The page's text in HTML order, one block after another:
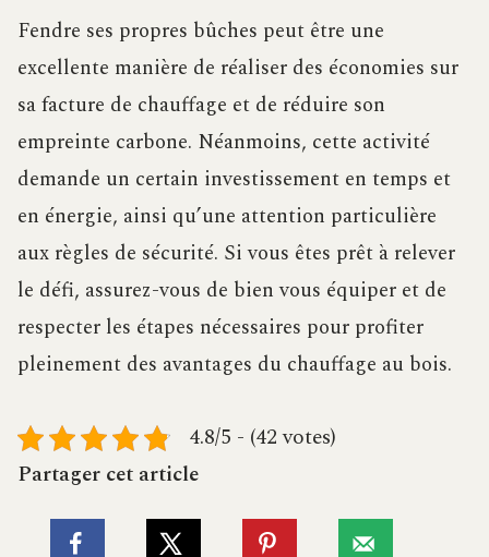
Fendre ses propres bûches peut être une
excellente manière de réaliser des économies sur
sa facture de chauffage et de réduire son
empreinte carbone. Néanmoins, cette activité
demande un certain investissement en temps et
en énergie, ainsi qu’une attention particulière
aux règles de sécurité. Si vous êtes prêt à relever
le défi, assurez-vous de bien vous équiper et de
respecter les étapes nécessaires pour profiter
pleinement des avantages du chauffage au bois.
4.8/5 - (42 votes)
Partager cet article